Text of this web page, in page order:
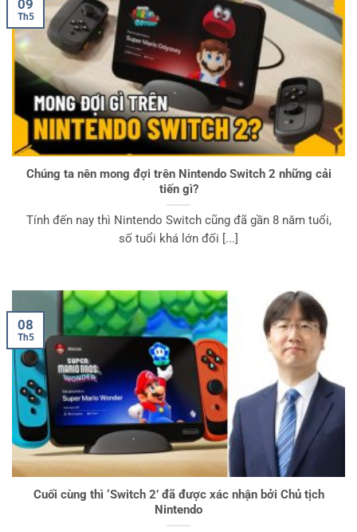
Chúng ta nên mong đợi trên Nintendo Switch 2 những cải
tiến gì?
Tính đến nay thì Nintendo Switch cũng đã gần 8 năm tuổi,
số tuổi khá lớn đối [...]
09
Th5
Cuối cùng thì ‘Switch 2’ đã được xác nhận bởi Chủ tịch
Nintendo
08
Th5